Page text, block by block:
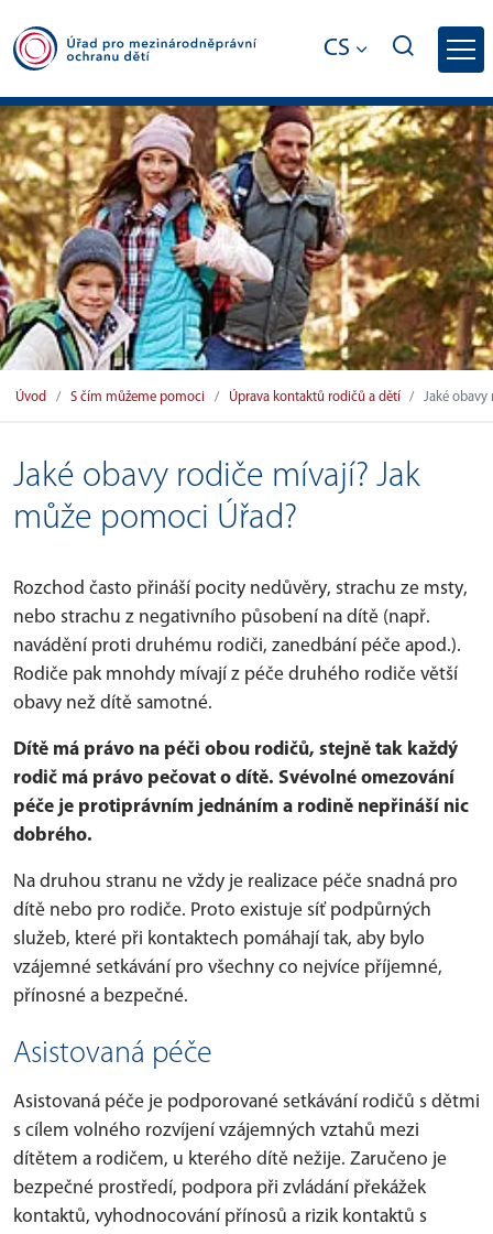
CS
Jaké obavy rodiče mívají? Jak může
Úvod S čím můžeme pomoci Úprava kontaktů rodičů a dětí Jaké obavy
Jaké obavy rodiče mívají? Jak
může pomoci Úřad?
Rozchod často přináší pocity nedůvěry, strachu ze msty,
nebo strachu z negativního působení na dítě (např.
navádění proti druhému rodiči, zanedbání péče apod.).
Rodiče pak mnohdy mívají z péče druhého rodiče větší
obavy než dítě samotné.
Dítě má právo na péči obou rodičů, stejně tak každý
rodič má právo pečovat o dítě. Svévolné omezování
péče je protiprávním jednáním a rodině nepřináší nic
dobrého.
Na druhou stranu ne vždy je realizace péče snadná pro
dítě nebo pro rodiče. Proto existuje síť podpůrných
služeb, které při kontaktech pomáhají tak, aby bylo
vzájemné setkávání pro všechny co nejvíce příjemné,
přínosné a bezpečné.
Asistovaná péče
Asistovaná péče je podporované setkávání rodičů s dětmi
s cílem volného rozvíjení vzájemných vztahů mezi
dítětem a rodičem, u kterého dítě nežije. Zaručeno je
bezpečné prostředí, podpora při zvládání překážek
kontaktů, vyhodnocování přínosů a rizik kontaktů s